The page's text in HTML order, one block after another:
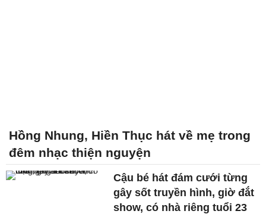
Hồng Nhung, Hiền Thục hát về mẹ trong
đêm nhạc thiện nguyện
Cậu bé hát đám cưới từng
gây sốt truyền hình, giờ đắt
show, có nhà riêng tuổi 23